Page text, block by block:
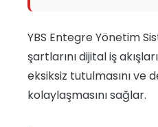
YBS Entegre Yönetim
şartlarını dijital iş
eksiksiz tutulmasını ve
kolaylaşmasını sağlar.